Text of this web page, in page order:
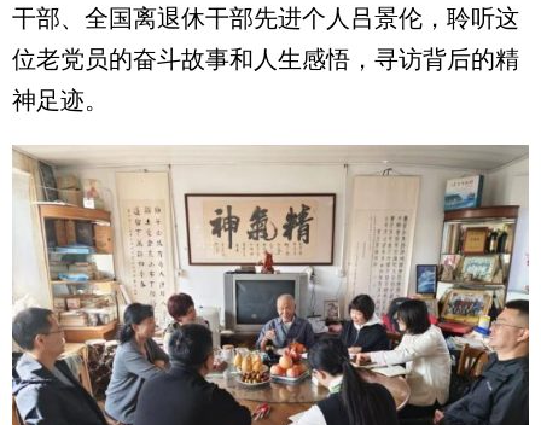
干部、全国离退休干部先进个人吕景伦，聆听这
位老党员的奋斗故事和人生感悟，寻访背后的精
神足迹。